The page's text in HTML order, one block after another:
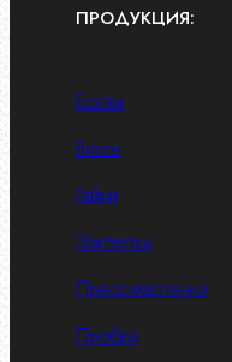
ПРОДУКЦИЯ:
Болты
Винты
Гайки
Заклепки
Пресс-масленки
Пробки